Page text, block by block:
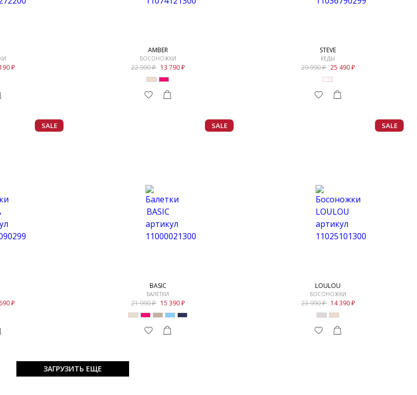
AMBER
БОСОНОЖКИ
22 990 13 790
STEVE
КЕДЫ
29 990 25 490
SALE SALE
BASIC
БАЛЕТКИ
21 990 15 390
SALE
LOULOU
БОСОНОЖКИ
23 990 14 390
ЗАГРУЗИТЬ ЕЩЕ